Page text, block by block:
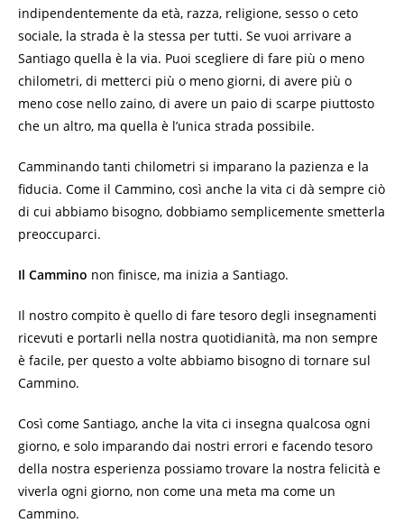
indipendentemente da età, razza, religione, sesso o ceto
sociale, la strada è la stessa per tutti. Se vuoi arrivare a
Santiago quella è la via. Puoi scegliere di fare più o meno
chilometri, di metterci più o meno giorni, di avere più o
meno cose nello zaino, di avere un paio di scarpe piuttosto
che un altro, ma quella è l’unica strada possibile.
Camminando tanti chilometri si imparano la pazienza e la
fiducia. Come il Cammino, così anche la vita ci dà sempre ciò
di cui abbiamo bisogno, dobbiamo semplicemente smetterla
preoccuparci.
Il Cammino non finisce, ma inizia a Santiago.
Il nostro compito è quello di fare tesoro degli insegnamenti
ricevuti e portarli nella nostra quotidianità, ma non sempre
è facile, per questo a volte abbiamo bisogno di tornare sul
Cammino.
Così come Santiago, anche la vita ci insegna qualcosa ogni
giorno, e solo imparando dai nostri errori e facendo tesoro
della nostra esperienza possiamo trovare la nostra felicità e
viverla ogni giorno, non come una meta ma come un
Cammino.